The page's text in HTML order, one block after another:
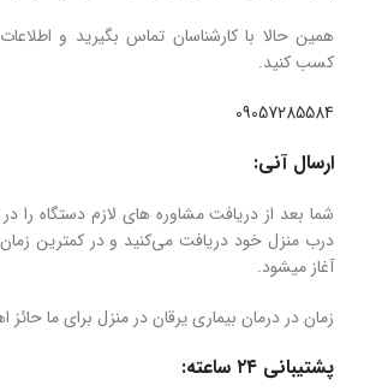
همین حالا با کارشناسان تماس بگیرید و
کسب کنید.
09057285584
ارسال آنی:
شما بعد از دریافت مشاوره های لازم دستگاه را
درب منزل خود دریافت می‌کنید و در کمترین
آغاز میشود.
زمان در درمان بیماری یرقان در منزل برای ما
پشتیبانی ۲۴ ساعته: